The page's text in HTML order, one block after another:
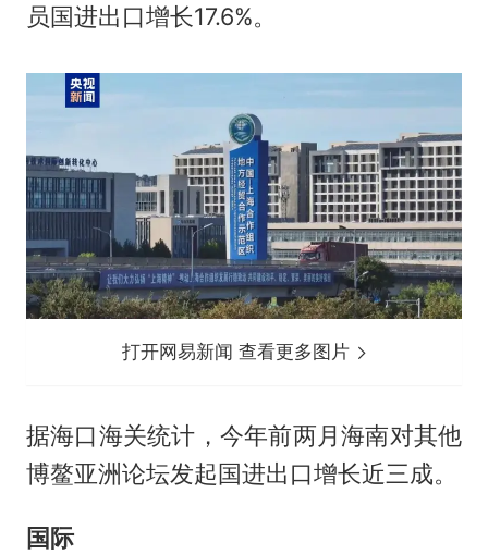
员国进出口增长17.6%。
打开网易新闻 查看更多图片
据海口海关统计，今年前两月海南对其他
博鳌亚洲论坛发起国进出口增长近三成。
国际